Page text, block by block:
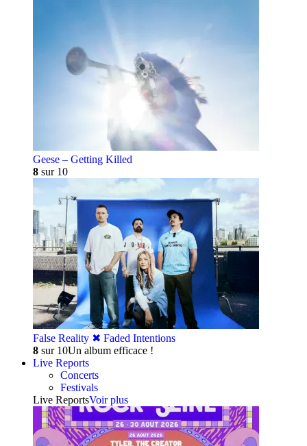
Geese – Getting Killed
8 sur 10
False Reality ✖︎ Faded Intentions
8 sur 10Un album efficace !
Live Reports
Concerts
Festivals
Live ReportsVoir plus